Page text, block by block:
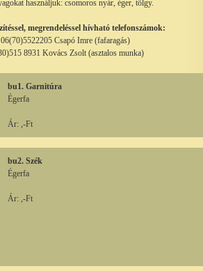
használjuk: csomoros nyár, éger, tölgy.
megrendeléssel hívható telefonszámok:
06(70)5522205 Csapó Imre (fafaragás)
8931 Kovács Zsolt (asztalos munka)
bu1. Garnitúra
Égerfa
Ár: ,-Ft
bu2. Szék
Égerfa
Ár: ,-Ft